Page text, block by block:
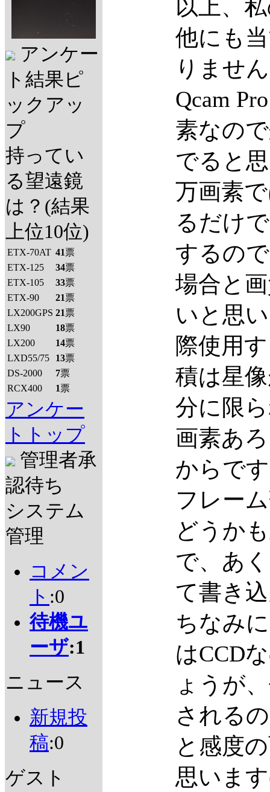
アンケー
ト結果ピ
ックアッ
プ
持ってい
る望遠鏡
は？(結果
上位10位)
ETX-70AT 41票
ETX-125
34票
ETX-105
33票
ETX-90
21票
LX200GPS 21票
LX90
18票
LX200
14票
LXD55/75
13票
DS-2000
7票
RCX400
1票
アンケー
トトップ
管理者承
認待ち
システム
管理
コメン
ト :0
待機ユ
ーザ:1
ニュース
新規投
稿:0
ゲスト
以上、
他にも
りませ
Qcam
素なの
でると
万画素
るだけ
するの
場合と
いと思
際使用
積は星
分に限
画素あ
からで
フレー
どうか
で、あ
て書き
ちなみ
はCCD
ょうが
される
と感度
思いま